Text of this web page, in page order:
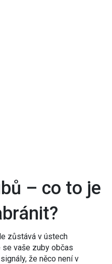
– co to je
zůstává v ústech
vaše zuby občas
že něco není v